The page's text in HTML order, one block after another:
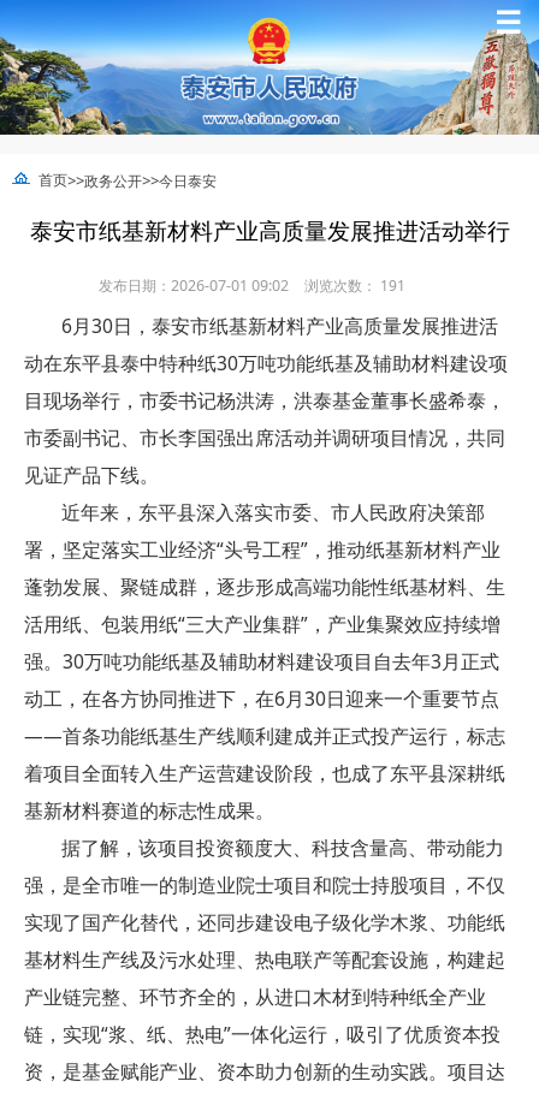
☰
首页>>政务公开>>今日泰安
泰安市纸基新材料产业高质量发展推进活动举行
发布日期：2026-07-01 09:02 浏览次数： 191
6月30日，泰安市纸基新材料产业高质量发展推进活
动在东平县泰中特种纸30万吨功能纸基及辅助材料建设项
目现场举行，市委书记杨洪涛，洪泰基金董事长盛希泰，
市委副书记、市长李国强出席活动并调研项目情况，共同
见证产品下线。
近年来，东平县深入落实市委、市人民政府决策部
署，坚定落实工业经济“头号工程”，推动纸基新材料产业
蓬勃发展、聚链成群，逐步形成高端功能性纸基材料、生
活用纸、包装用纸“三大产业集群”，产业集聚效应持续增
强。30万吨功能纸基及辅助材料建设项目自去年3月正式
动工，在各方协同推进下，在6月30日迎来一个重要节点
——首条功能纸基生产线顺利建成并正式投产运行，标志
着项目全面转入生产运营建设阶段，也成了东平县深耕纸
基新材料赛道的标志性成果。
据了解，该项目投资额度大、科技含量高、带动能力
强，是全市唯一的制造业院士项目和院士持股项目，不仅
实现了国产化替代，还同步建设电子级化学木浆、功能纸
基材料生产线及污水处理、热电联产等配套设施，构建起
产业链完整、环节齐全的，从进口木材到特种纸全产业
链，实现“浆、纸、热电”一体化运行，吸引了优质资本投
资，是基金赋能产业、资本助力创新的生动实践。项目达